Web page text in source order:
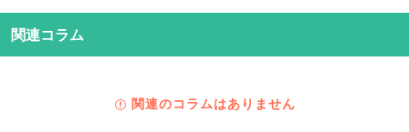
関連コラム
関連のコラムはありません